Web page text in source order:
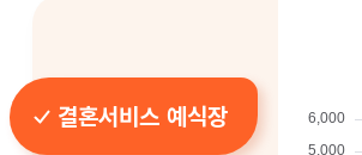
결혼서비스 예식장